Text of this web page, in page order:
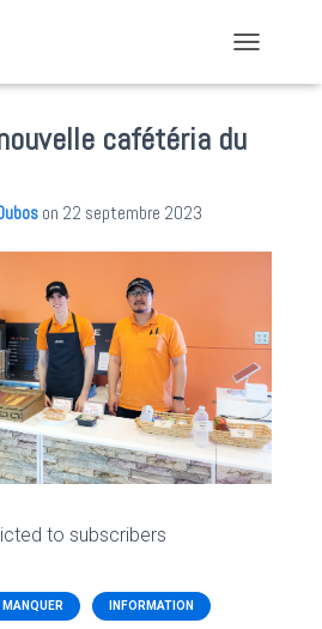
cafétéria du
on 22 septembre 2023
to subscribers
MANQUER INFORMATION